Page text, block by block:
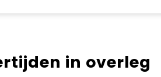
in overleg